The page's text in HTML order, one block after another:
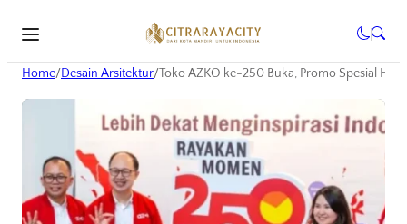
Home/Desain Arsitektur/Toko AZKO ke-250 Buka, Promo Spesial